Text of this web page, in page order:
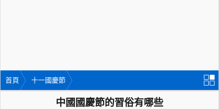
首頁 十一國慶節
中國國慶節的習俗有哪些